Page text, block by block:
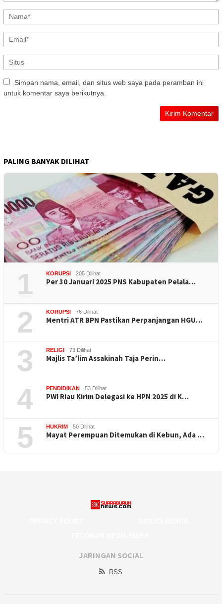
Simpan nama, email, dan situs web saya pada peramban ini
untuk komentar saya berikutnya.
PALING BANYAK DILIHAT
1 KORUPSI 205 Dilihat
Per 30 Januari 2025 PNS Kabupaten Pelala…
2 KORUPSI 76 Dilihat
Mentri ATR BPN Pastikan Perpanjangan HGU…
3 RELIGI 73 Dilihat
Majlis Ta’lim Assakinah Taja Perin…
4 PENDIDIKAN 53 Dilihat
PWI Riau Kirim Delegasi ke HPN 2025 di K…
5 HUKRIM 50 Dilihat
Mayat Perempuan Ditemukan di Kebun, Ada …
JARINGAN SOCIAL
RSS